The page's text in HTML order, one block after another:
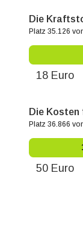
Die
Platz 35.126
18 Euro
Die
Platz 36.866
50 Euro